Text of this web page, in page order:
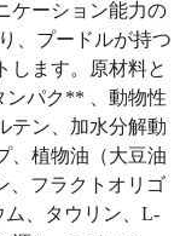
ケーション能力の
、プードルが持つ
します。原材料と
ンパク** 、動物性
テン、加水分解動
、植物油（大豆油
、フラクトオリゴ
、タウリン、L-